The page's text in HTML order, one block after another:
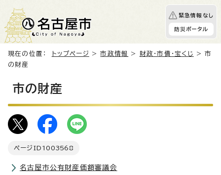
緊急情報なし
防災ポータル
現在の位置： トップページ >市政情報 > 財政・市債・宝くじ
> 市
の財産
市の財産
ページID 1003568
名古屋市公有財産価額審議会